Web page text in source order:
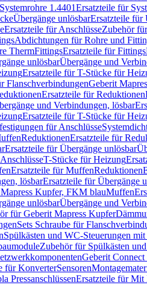
Systemrohre 1.4401Ersatzteile für
Übergänge unlösbarErsatzteile für
Ersatzteile für AnschlüsseZubehör
Abdichtungen für Rohre und
ThermFittingsErsatzteile für Fittings
unlösbarÜbergänge und
Ersatzteile für T-Stücke für
FlanschverbindungenGeberit
Ersatzteile für Reduktionen
und Verbindungen, lösbar
Ersatzteile für T-Stücke für
für Anschlüsse
ReduktionenErsatzteile für
Ersatzteile für Übergänge unlösbar
T-Stücke für Heizung
Ersatzteile für MuffenReduktionen
lösbarErsatzteile für Übergänge
Kupfer, FKM blauMuffen
unlösbarÜbergänge und
für Geberit Mapress Kupfer
Sets Schraube für
Spülkästen und WC-Steuerungen
Zubehör für Spülkästen
Geberit
für KonverterSensoren
PressanschlüssenErsatzteile für Mit